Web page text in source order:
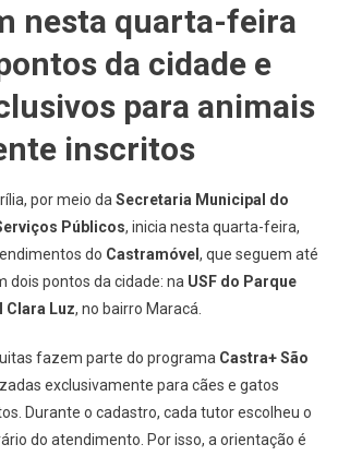
nesta quarta-feira
da cidade e
para animais
inscritos
por meio da Secretaria Municipal do
Públicos, inicia nesta quarta-feira,
do Castramóvel, que seguem até
dois pontos da cidade: na USF do Parque
Clara Luz, no bairro Maracá.
fazem parte do programa Castra+ São
exclusivamente para cães e gatos
Durante o cadastro, cada tutor escolheu o
do atendimento. Por isso, a orientação é